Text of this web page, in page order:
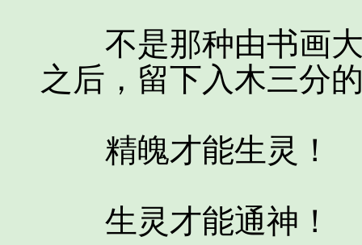
不是那种由书画大
之后，留下入木三分
精魄才能生灵！
生灵才能通神！